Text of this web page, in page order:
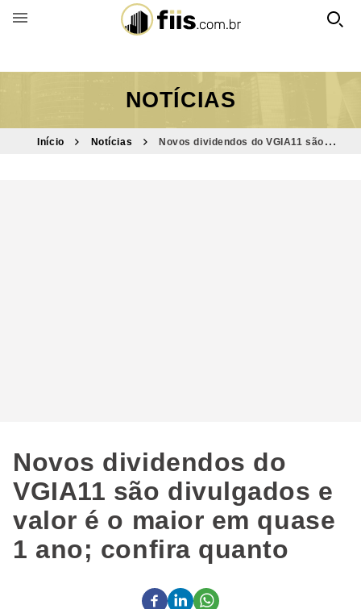
BUSCAR POR FUNDO
NOTÍCIAS
Início Notícias
Novos dividendos do VGIA11 são
Novos dividendos do
VGIA11 são divulgados e
valor é o maior em quase
1 ano; confira quanto